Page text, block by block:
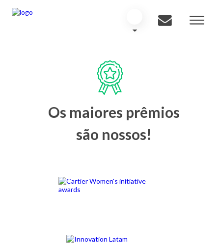
Os maiores prêmios
são nossos!